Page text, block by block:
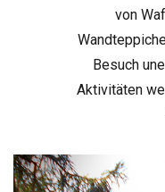
von
Besuch
Aktivitäten